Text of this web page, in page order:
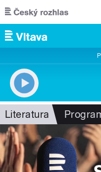
Přejít k hlavnímu obsahu
Literatura